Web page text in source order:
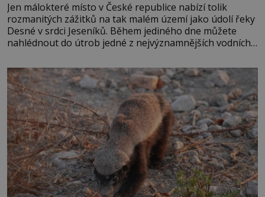
Jen málokteré místo v České republice nabízí tolik
rozmanitých zážitků na tak malém území jako údolí řeky
Desné v srdci Jeseníků. Během jediného dne můžete
nahlédnout do útrob jedné z nejvýznamnějších vodních
se na koloběžce a den zakončit poznáváním památek ve
Velkých Losinách nebo v termálním